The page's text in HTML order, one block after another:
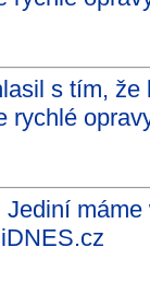
s tím,
rychlé
Jediní